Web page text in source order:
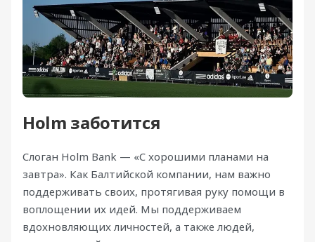
Holm заботится
Слоган Holm Bank — «С хорошими планами на
завтра». Как Балтийской компании, нам важно
поддерживать своих, протягивая руку помощи в
воплощении их идей. Мы поддерживаем
вдохновляющих личностей, а также людей,